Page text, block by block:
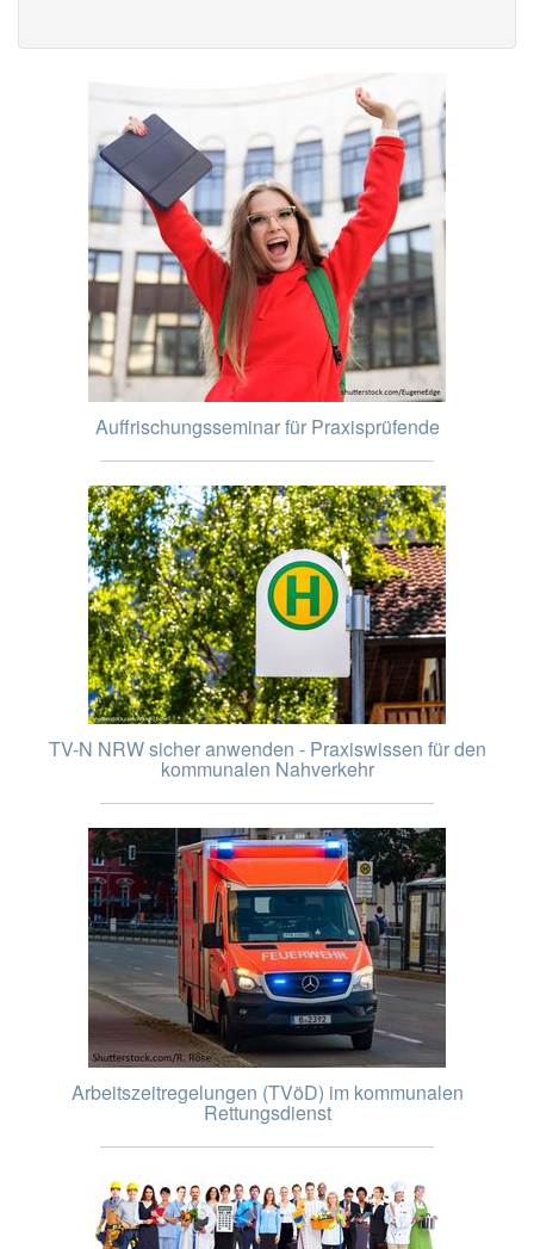
Auffrischungsseminar für Praxisprüfende
TV-N NRW sicher anwenden - Praxiswissen für den
kommunalen Nahverkehr
Arbeitszeitregelungen (TVöD) im kommunalen
Rettungsdienst